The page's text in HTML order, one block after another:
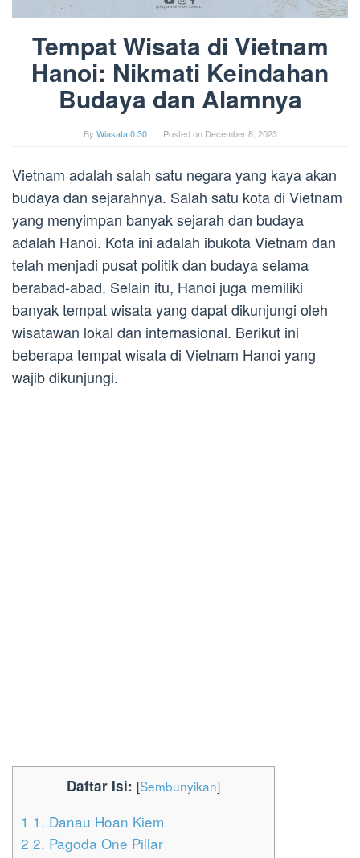
Tempat Wisata di Vietnam
Hanoi: Nikmati Keindahan
Budaya dan Alamnya
By Wiasata 0 30 Posted on December 8, 2023
Vietnam adalah salah satu negara yang kaya akan
budaya dan sejarahnya. Salah satu kota di Vietnam
yang menyimpan banyak sejarah dan budaya
adalah Hanoi. Kota ini adalah ibukota Vietnam dan
telah menjadi pusat politik dan budaya selama
berabad-abad. Selain itu, Hanoi juga memiliki
banyak tempat wisata yang dapat dikunjungi oleh
wisatawan lokal dan internasional. Berikut ini
beberapa tempat wisata di Vietnam Hanoi yang
wajib dikunjungi.
Daftar Isi: [Sembunyikan]
1 1. Danau Hoan Kiem
2 2. Pagoda One Pillar